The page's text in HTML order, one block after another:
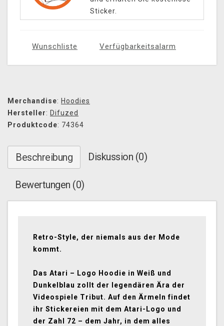
Sticker.
Wunschliste Verfügbarkeitsalarm
Merchandise: Hoodies
Hersteller: Difuzed
Produktcode: 74364
Beschreibung Diskussion (0)
Bewertungen (0)
Retro-Style, der niemals aus der Mode
kommt.
Das Atari – Logo Hoodie in Weiß und
Dunkelblau zollt der legendären Ära der
Videospiele Tribut. Auf den Ärmeln findet
ihr Stickereien mit dem Atari-Logo und
der Zahl 72 – dem Jahr, in dem alles